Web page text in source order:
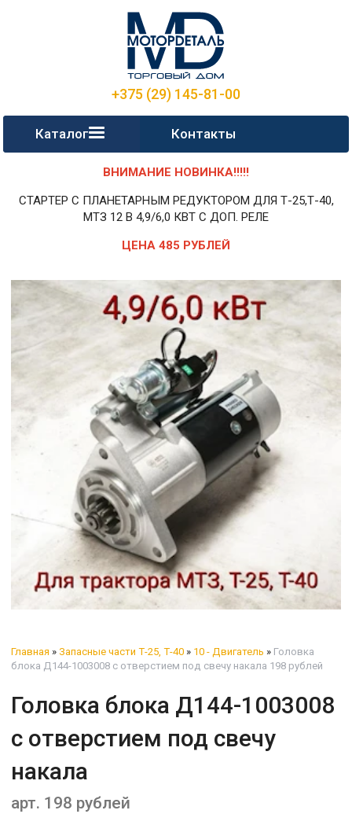
+375 (29) 145-81-00
Каталог Контакты
ВНИМАНИЕ НОВИНКА!!!!!
СТАРТЕР С ПЛАНЕТАРНЫМ РЕДУКТОРОМ ДЛЯ Т-25,Т-40,
МТЗ 12 В 4,9/6,0 КВТ С ДОП. РЕЛЕ
ЦЕНА 485 РУБЛЕЙ
Главная » Запасные части Т-25, Т-40 » 10 - Двигатель » Головка
блока Д144-1003008 с отверстием под свечу накала 198 рублей
Головка блока Д144-1003008
с отверстием под свечу
накала
арт. 198 рублей